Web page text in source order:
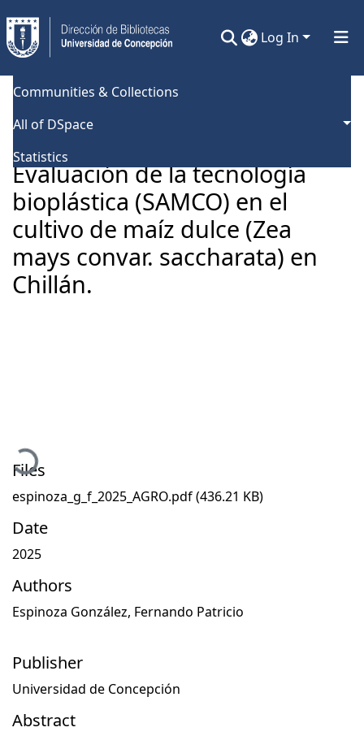
Log In
Communities & Collections
All of DSpace
Statistics
Home
Evaluación de la tecnología
bioplástica (SAMCO) en el
cultivo de maíz dulce (Zea
mays convar. saccharata) en
Chillán.
Loading...
Files
espinoza_g_f_2025_AGRO.pdf(436.21 KB)
Date
2025
Authors
Espinoza González, Fernando Patricio
Publisher
Universidad de Concepción
Abstract